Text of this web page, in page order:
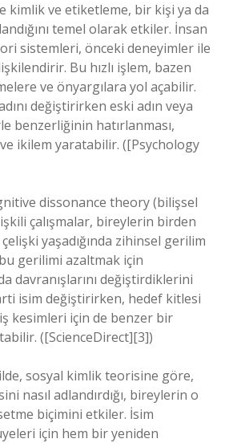
kimlik ve etiketleme, bir kişi ya da
temel olarak etkiler. İnsan
sistemleri, önceki deneyimler ile
Bu hızlı işlem, bazen
ve önyargılara yol açabilir.
değiştirirken eski adın veya
benzerliğinin hatırlanması,
ikilem yaratabilir. ([Psychology
dissonance theory (bilişsel
çalışmalar, bireylerin birden
yaşadığında zihinsel gerilim
gerilimi azaltmak için
davranışlarını değiştirdiklerini
isim değiştirirken, hedef kitlesi
kesimleri için de benzer bir
([ScienceDirect][3])
sosyal kimlik teorisine göre,
nasıl adlandırdığı, bireylerin o
biçimini etkiler. İsim
için hem bir yeniden